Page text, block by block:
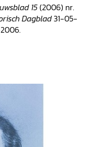
15(2006) nr.
Dagblad31-05-